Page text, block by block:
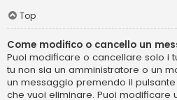
Top
Come modifico o cancello un
Puoi modificare o cancellare solo i
tu non sia un amministratore o un
un messaggio premendo il
che vuoi eliminare. Puoi modificare